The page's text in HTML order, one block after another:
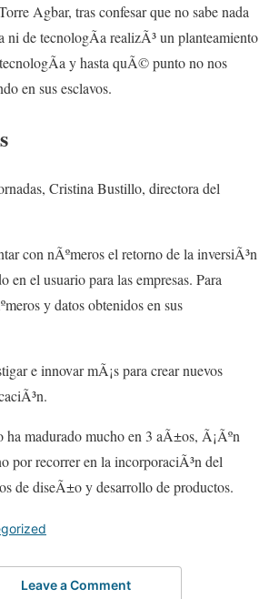
Agbar, tras confesar que no sabe nada
ni de tecnologÃ­a realizÃ³ un planteamiento
y hasta quÃ© punto no nos
en sus esclavos.
Cristina Bustillo, directora del
con nÃºmeros el retorno de la inversiÃ³n
en el usuario para las empresas. Para
y datos obtenidos en sus
e innovar mÃ¡s para crear nuevos
ha madurado mucho en 3 aÃ±os, Ã¡Ãºn
por recorrer en la incorporaciÃ³n del
de diseÃ±o y desarrollo de productos.
Leave a Comment